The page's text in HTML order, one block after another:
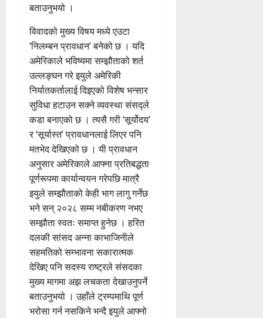
बताउनुभयो ।
विवादको मुख्य विषय मध्ये एउटा
‘निलम्बन प्रावधान’ बनेको छ । यदि
अमेरिकाले भविष्यमा सम्झौताको शर्त
उल्लङ्घन गरे इयुले अमेरिकी
निर्यातकर्तालाई दिइएको विशेष भन्सार
सुविधा हटाउन सक्ने व्यवस्था संसद्ले
कडा बनाएको छ । त्यसै गरी ‘सूर्योदय’
र ‘सूर्यास्त’ प्रावधानलाई लिएर पनि
मतभेद देखिएको छ । यी प्रावधान
अनुसार अमेरिकाले आफ्ना प्रतिबद्धता
पूर्णरूपमा कार्यान्वयन गरेपछि मात्रै
इयुले सम्झौताको केही भाग लागु गर्नेछ
भने सन् २०२८ सम्म नबीकरण नभए
सम्झौता स्वतः समाप्त हुनेछ । हरित
दलकी सांसद अन्ना काभाजिनीले
सहमतिको सम्भावना सकारात्मक
देखिए पनि सदस्य राष्ट्रले संसदका
मुख्य मागमा अझ लचकता देखाउनुपर्ने
बताउनुभयो । उहाँले ट्रम्पमाथि पूर्ण
भरोसा गर्न नसकिने भन्दै इयुले आफ्नो